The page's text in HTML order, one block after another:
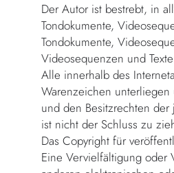
Der Autor ist bestrebt, in
Tondokumente,
Tondokumente,
Videosequenzen und
Alle innerhalb des
Warenzeichen
und den Besitzrechten
ist nicht der Schluss zu
Das Copyright für
Eine Vervielfältigung oder